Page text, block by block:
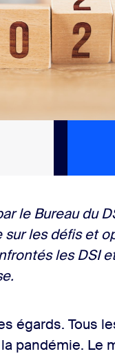
le Bureau du
les défis et
les DSI
égards. Tous
pandémie. Le